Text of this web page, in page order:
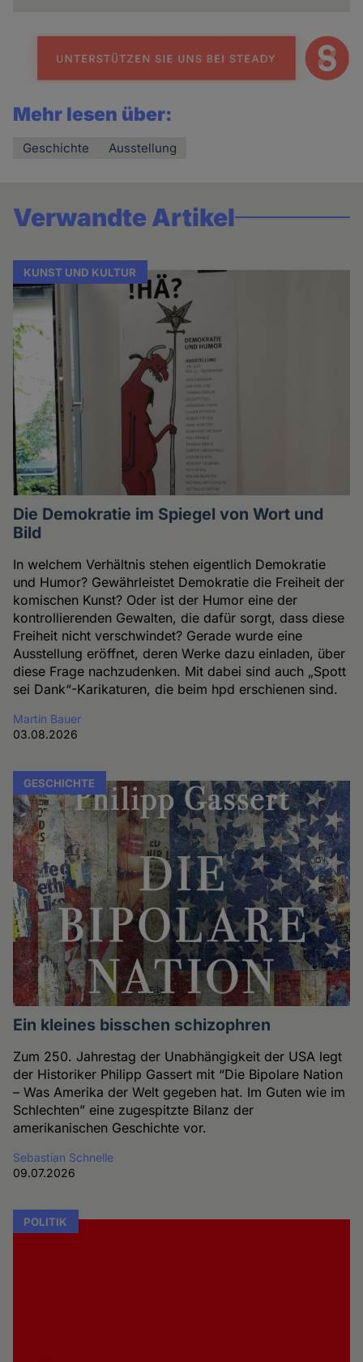
Mehr lesen über:
Geschichte Ausstellung
Verwandte Artikel
KUNST UND KULTUR
Die Demokratie im Spiegel von Wort und
Bild
In welchem Verhältnis stehen eigentlich Demokratie
und Humor? Gewährleistet Demokratie die Freiheit der
komischen Kunst? Oder ist der Humor eine der
kontrollierenden Gewalten, die dafür sorgt, dass diese
Freiheit nicht verschwindet? Gerade wurde eine
Ausstellung eröffnet, deren Werke dazu einladen, über
diese Frage nachzudenken. Mit dabei sind auch „Spott
sei Dank“-Karikaturen, die beim hpd erschienen sind.
Martin Bauer
03.08.2026
GESCHICHTE
Ein kleines bisschen schizophren
Zum 250. Jahrestag der Unabhängigkeit der USA legt
der Historiker Philipp Gassert mit “Die Bipolare Nation
– Was Amerika der Welt gegeben hat. Im Guten wie im
Schlechten” eine zugespitzte Bilanz der
amerikanischen Geschichte vor.
Sebastian Schnelle
09.07.2026
POLITIK